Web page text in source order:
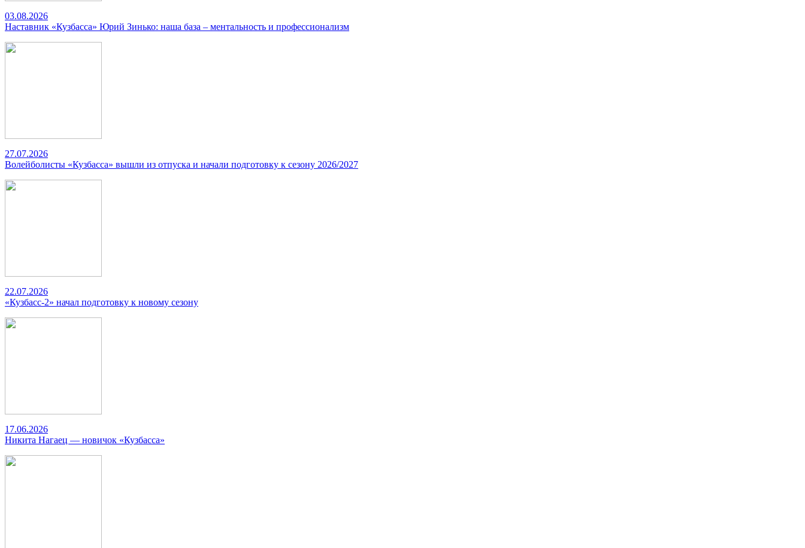
03.08.2026
Наставник «Кузбасса» Юрий Зинько: наша база – ментальность и профессионализм
27.07.2026
Волейболисты «Кузбасса» вышли из отпуска и начали подготовку к сезону 2026/2027
22.07.2026
«Кузбасс-2» начал подготовку к новому сезону
17.06.2026
Никита Нагаец — новичок «Кузбасса»